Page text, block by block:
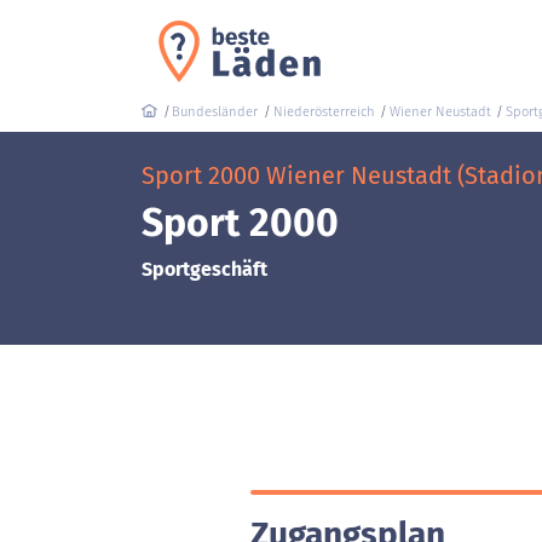
Bundesländer Niederösterreich Wiener Neustadt
Sport 2000 Wiener Neustadt
Sport 2000
Sportgeschäft